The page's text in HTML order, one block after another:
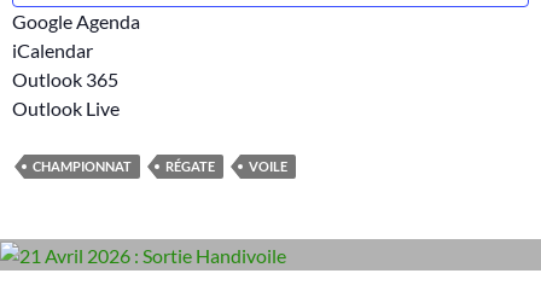
Google Agenda
iCalendar
Outlook 365
Outlook Live
CHAMPIONNAT RÉGATE VOILE